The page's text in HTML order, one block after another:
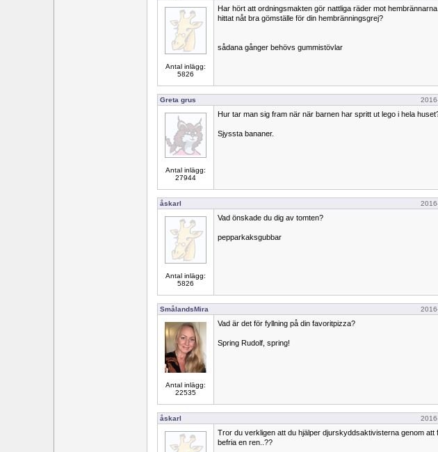
Antal inlägg:
5826
Har hört att ordningsmakten gör nattliga räder mot
hittat nåt bra gömställe för din hembränningsgrej?
sådana gånger behövs gummistövlar
Greta grus
Antal inlägg:
27944
Hur tar man sig fram när när barnen har spritt ut lego i hela
Sjyssta bananer.
åskarl
Antal inlägg:
5826
Vad önskade du dig av tomten?
pepparkaksgubbar
SmålandsMira
Antal inlägg:
22535
Vad är det för fyllning på din favoritpizza?
Spring Rudolf, spring!
åskarl
Tror du verkligen att du hjälper djurskyddsaktivisterna genom att
befria en ren..??